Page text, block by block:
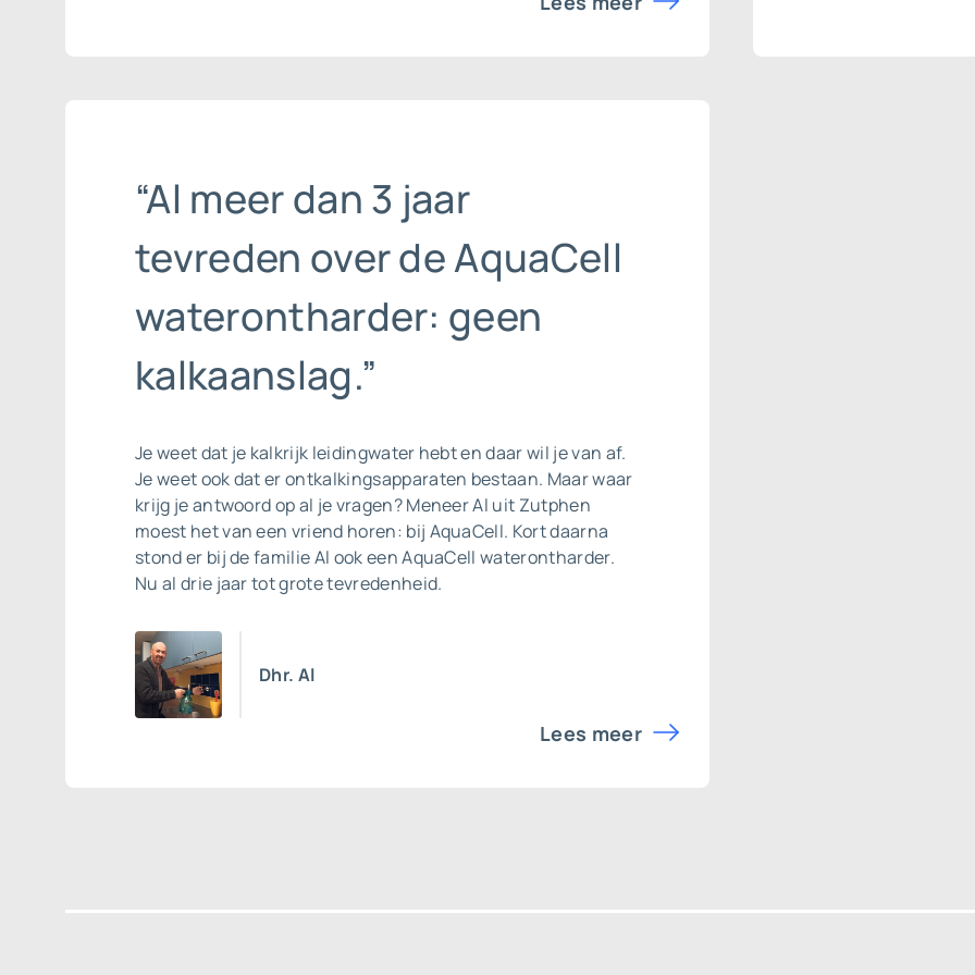
“Al meer dan 3 jaar
tevreden over de AquaCell
waterontharder: geen
kalkaanslag.”
Je weet dat je kalkrijk leidingwater hebt en daar wil je van af.
Je weet ook dat er ontkalkingsapparaten bestaan. Maar waar
krijg je antwoord op al je vragen? Meneer Al uit Zutphen
moest het van een vriend horen: bij AquaCell. Kort daarna
stond er bij de familie Al ook eenAquaCell waterontharder.
Nu al drie jaar tot grote tevredenheid.
Dhr. Al
Lees meer